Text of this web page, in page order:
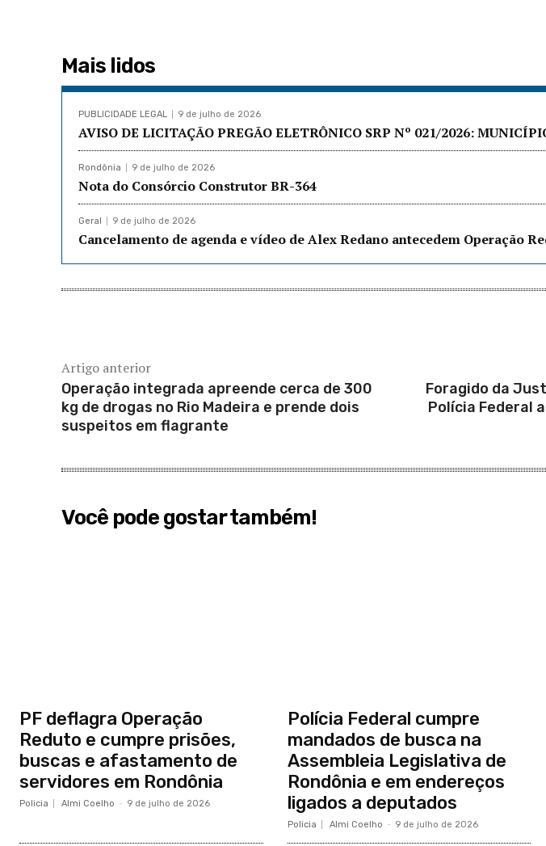
Mais lidos
PUBLICIDADE LEGAL 9 de julho de 2026
AVISO DE LICITAÇÃO PREGÃO ELETRÔNICO SRP Nº 021/2026:
Rondônia 9 de julho de 2026
Nota do Consórcio Construtor BR-364
Geral 9 de julho de 2026
Cancelamento de agenda e vídeo de Alex Redano antecedem Operação
Artigo anterior
Operação integrada apreende cerca de 300
kg de drogas no Rio Madeira e prende dois
suspeitos em flagrante
Foragido da
Polícia Federal
Você pode gostar também!
PF deflagra Operação
Reduto e cumpre prisões,
buscas e afastamento de
servidores em Rondônia
Policia Almi Coelho - 9 de julho de 2026
Polícia Federal cumpre
mandados de busca na
Assembleia Legislativa de
Rondônia e em endereços
ligados a deputados
Policia Almi Coelho - 9 de julho de 2026